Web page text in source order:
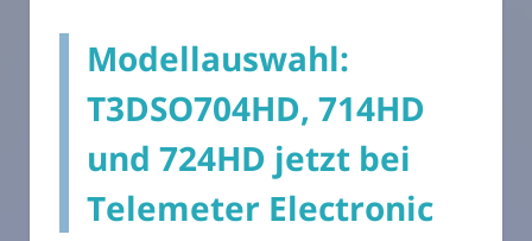
Modellauswahl:
T3DSO704HD, 714HD
und 724HD jetzt bei
Telemeter Electronic